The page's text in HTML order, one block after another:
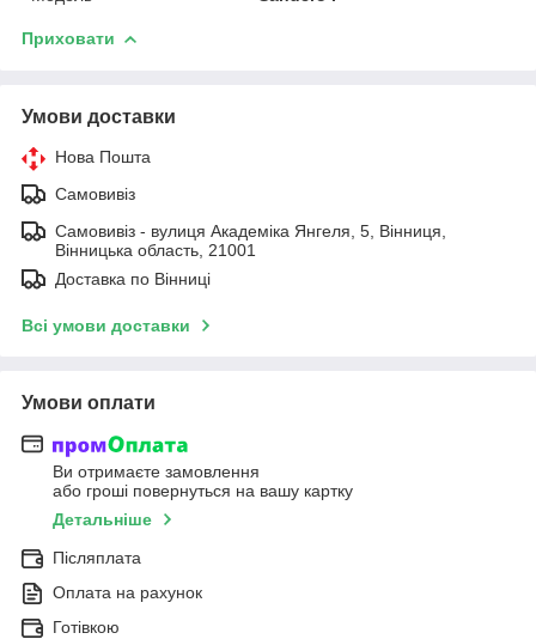
Приховати
Умови доставки
Нова Пошта
Самовивіз
Самовивіз - вулиця Академіка Янгеля, 5, Вінниця,
Вінницька область, 21001
Доставка по Вінниці
Всі умови доставки
Умови оплати
Ви отримаєте замовлення
або гроші повернуться на вашу картку
Детальніше
Післяплата
Оплата на рахунок
Готівкою